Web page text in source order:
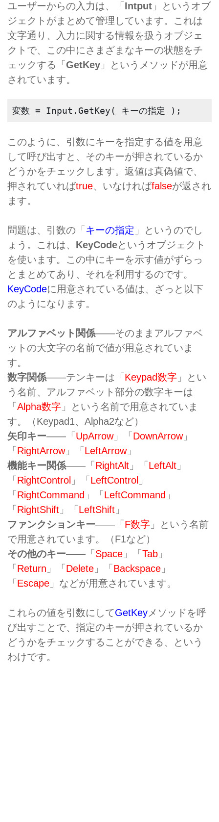
ユーザーからの入力は、「 Intput 」というオブ
ジェクトがまとめて管理しています。これは
文字通り、入力に関する情報を扱うオブジェ
クトで、この中にさまざまなキーの状態をチ
ェックする「 GetKey 」というメソッドが用意
されています。
変数 = Input.GetKey( キーの指定 );
このように、引数にキーを指定する値を用意
して呼び出すと、そのキーが押されているか
どうかをチェックします。返値は真偽値で、
押されていればtrue、いなければfalseが返され
ます。
問題は、引数の「 キーの指定 」というのでし
ょう。これは、 KeyCodeというオブジェクト
を使います。この中にキーを示す値がずらっ
とまとめてあり、それを利用するのです。
KeyCodeに用意されている値は、ざっと以下
のようになります。
アルファベット関係――そのままアルファベ
ットの大文字の名前で値が用意されていま
す。
数字関係――テンキーは「 Keypad数字 」とい
う名前、アルファベット部分の数字キーは
「 Alpha数字 」という名前で用意されていま
す。（Keypad1、Alpha2など）
矢印キー――「 UpArrow」「 DownArrow」
「 RightArrow」「 LeftArrow」
機能キー関係――「 RightAlt 」「 LeftAlt 」
「 RightControl 」「 LeftControl 」
「 RightCommand 」「 LeftCommand 」
「 RightShift 」「 LeftShift 」
ファンクションキー――「 F数字 」という名前
で用意されています。（F1など）
その他のキー――「 Space 」「 Tab 」
「 Return 」「 Delete 」「 Backspace 」
「 Escape 」などが用意されています。
これらの値を引数にしてGetKey メソッドを呼
び出すことで、指定のキーが押されているか
どうかをチェックすることができる、という
わけです。